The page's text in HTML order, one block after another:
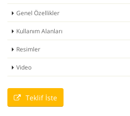
Genel Özellikler
Kullanım Alanları
Resimler
Video
Teklif İste